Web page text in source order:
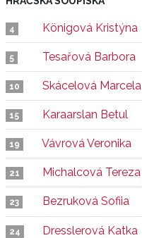
4 Königová Kristýna
5 Tesařová Barbora
10 Skácelová Marcela
15 Karaarslan Betul
19 Vávrová Veronika
21 Michalcová Tereza
23 Bezruková Sofiia
24 Dresslerová Katka